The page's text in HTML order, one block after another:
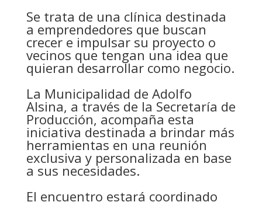
Se trata de una clínica destinada
a emprendedores que buscan
crecer e impulsar su proyecto o
vecinos que tengan una idea que
quieran desarrollar como negocio.
La Municipalidad de Adolfo
Alsina, a través de la Secretaría de
Producción, acompaña esta
iniciativa destinada a brindar más
herramientas en una reunión
exclusiva y personalizada en base
a sus necesidades.
El encuentro estará coordinado